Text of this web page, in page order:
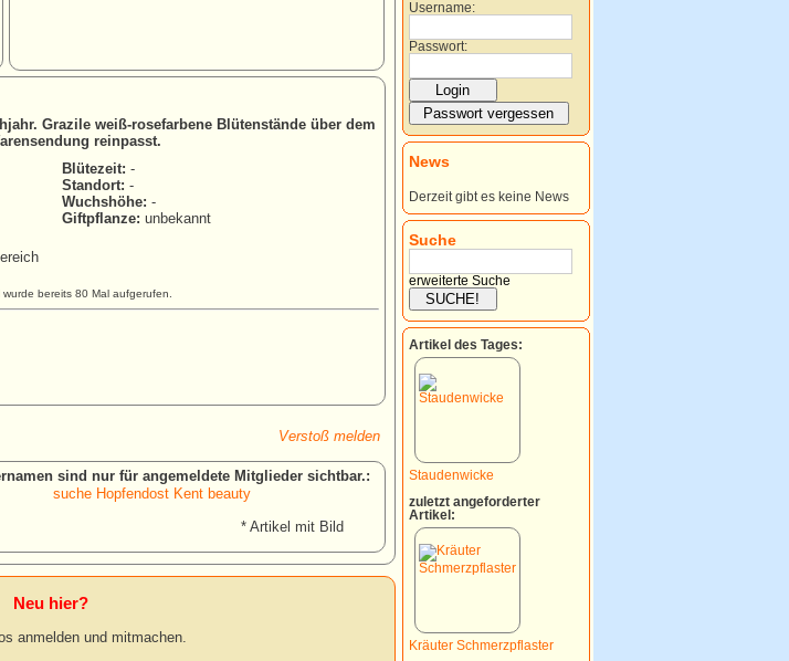
Grazile weiß-rosefarbene Blütenstände über dem
reinpasst.
Blütezeit: -
Standort: -
Wuchshöhe: -
Giftpflanze: unbekannt
wurde bereits 80 Mal aufgerufen.
Verstoß melden
:
suche Hopfendost Kent beauty
* Artikel mit Bild
Neu hier?
anmelden und mitmachen.
Username:
Passwort:
News
Derzeit gibt es keine News
Suche
erweiterte Suche
Artikel des Tages:
Staudenwicke
zuletzt angeforderter
Artikel:
Kräuter Schmerzpflaster